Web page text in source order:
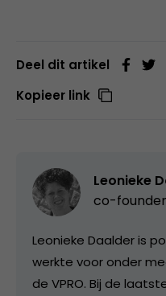
Deel dit artikel
Kopieer link
Leonieke
co-
Leonieke Daalder is
werkte voor onder
de VPRO. Bij de